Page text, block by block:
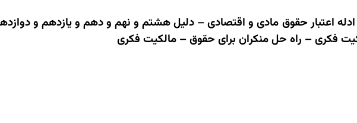
اعتبار حقوق مادی و اقتصادی – دلیل هشتم و نهم و دهم و یازدهم و
فکری – راه حل منکران برای حقوق – مالکیت فکری